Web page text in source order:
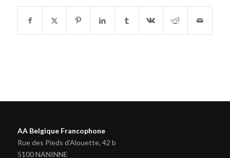
AA Belgique Francophone
Rue des Pieds d'Alouette, 42 b
5100 NANINNE